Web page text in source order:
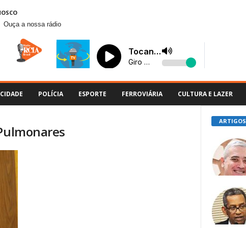
Ouça a nossa rádio
CIDADE POLÍCIA ESPORTE FERROVIÁRIA CULTURA E LAZER
ARTIGOS